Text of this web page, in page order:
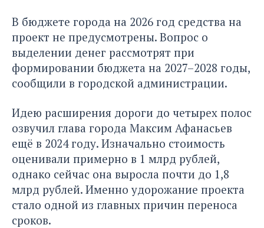
В бюджете города на 2026 год средства на
проект не предусмотрены. Вопрос о
выделении денег рассмотрят при
формировании бюджета на 2027–2028 годы,
сообщили в городской администрации.
Идею расширения дороги до четырех полос
озвучил глава города Максим Афанасьев
ещё в 2024 году. Изначально стоимость
оценивали примерно в 1 млрд рублей,
однако сейчас она выросла почти до 1,8
млрд рублей. Именно удорожание проекта
стало одной из главных причин переноса
сроков.